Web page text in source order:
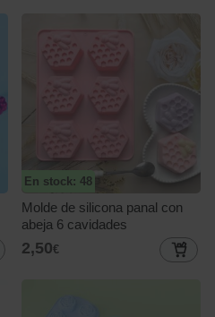
En stock: 48
Molde de silicona panal con
abeja 6 cavidades
2,50€